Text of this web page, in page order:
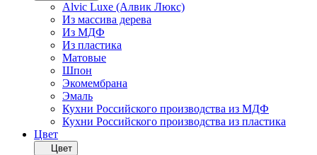
Alvic Luxe (Алвик Люкс)
Из массива дерева
Из МДФ
Из пластика
Матовые
Шпон
Экомембрана
Эмаль
Кухни Российского производства из МДФ
Кухни Российского производства из пластика
Цвет
Цвет